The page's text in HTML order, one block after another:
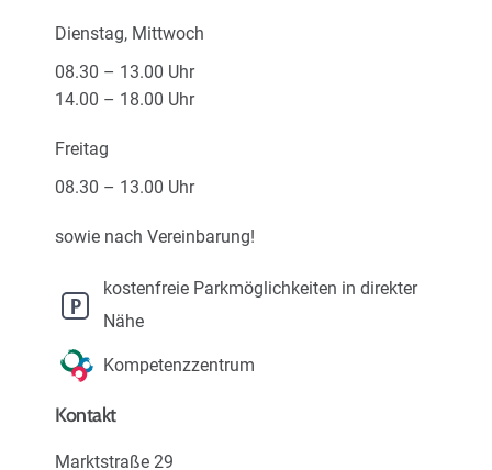
Hörtest
Filialen und Termin
Dienstag, Mittwoch
08.30 – 13.00 Uhr
14.00 – 18.00 Uhr
Freitag
08.30 – 13.00 Uhr
sowie nach Vereinbarung!
kostenfreie Parkmöglichkeiten in direkter
Nähe
Kompetenzzentrum
Kontakt
Marktstraße 29